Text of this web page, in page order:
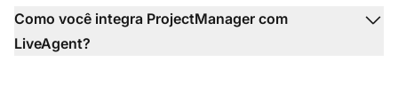
Como você integra ProjectManager com
LiveAgent?